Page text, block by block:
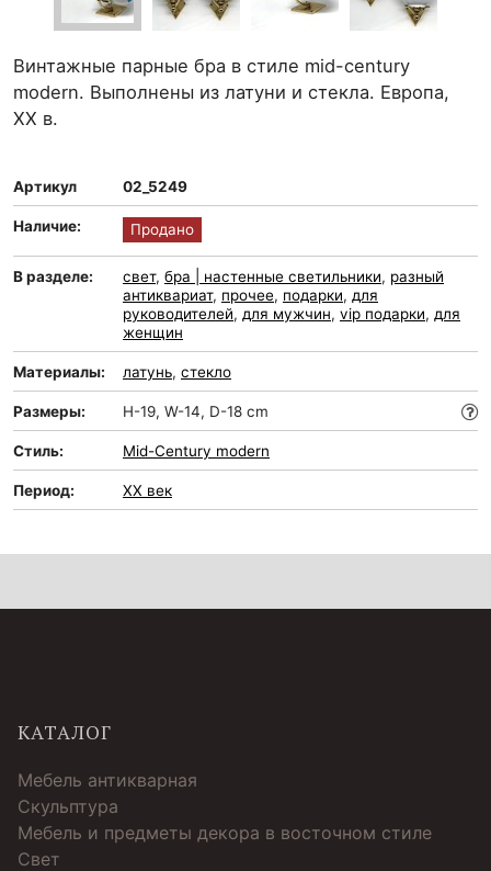
Винтажные парные бра в стиле mid-century
modern. Выполнены из латуни и стекла. Европа,
XX в.
Артикул 02_5249
Наличие: Продано
В разделе: свет, бра | настенные светильники, разный
антиквариат, прочее, подарки, для
руководителей, для мужчин, vip подарки, для
женщин
Материалы: латунь, стекло
Размеры: H-19, W-14, D-18 cm
Стиль: Mid-Сentury modern
Период: XX век
КАТАЛОГ
Мебель антикварная
Скульптура
Мебель и предметы декора в восточном стиле
Свет